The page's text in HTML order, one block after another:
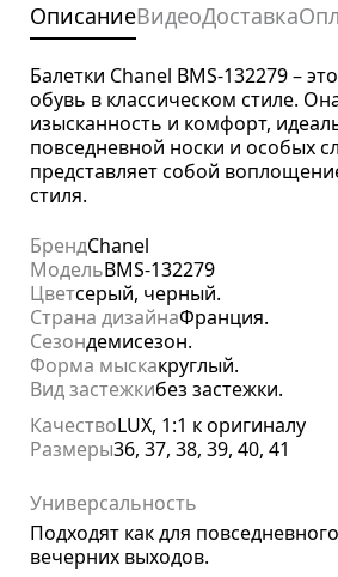
ОписаниеВидеоДоставка
Балетки Chanel BMS-132279 –
обувь в классическом стиле.
изысканность и комфорт,
повседневной носки и особых
представляет собой
стиля.
БрендChanel
МодельBMS-132279
Цветсерый, черный.
Страна дизайнаФранция.
Сезондемисезон.
Форма мыскакруглый.
Вид застежкибез застежки.
КачествоLUX, 1:1 к оригиналу
Размеры36, 37, 38, 39, 40, 41
Универсальность
Подходят как для
вечерних выходов.